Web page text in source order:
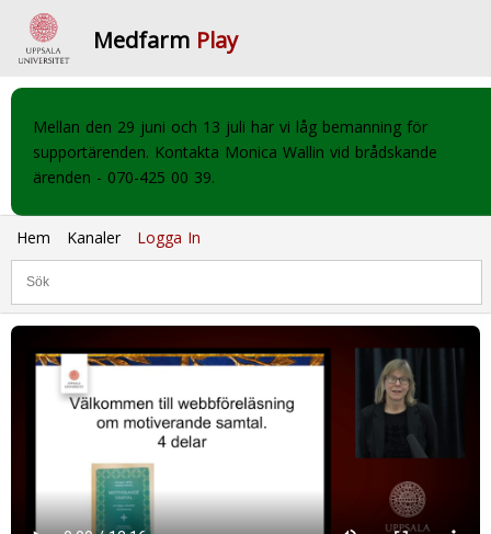
Medfarm Play
Mellan den 29 juni och 13 juli har vi låg bemanning för
supportärenden. Kontakta Monica Wallin vid brådskande
ärenden - 070-425 00 39.
Hem Kanaler Logga In